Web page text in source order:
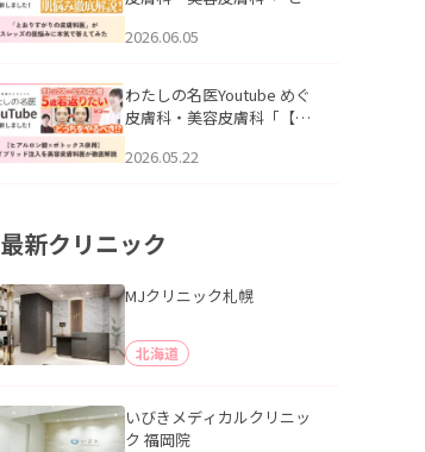
ッズの肌悩みに本気で答え
た。
2026.06.05
わたしの名医Youtube めぐ
皮膚科・美容皮膚科「【ヒ
用】ハイブリッド注入を美
2026.05.22
最新クリニック
MJクリニック札幌
北海道
いびきメディカルクリニッ
ク 福岡院